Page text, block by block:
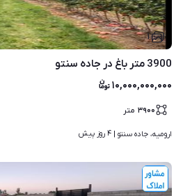
۱
3900 متر باغ در جاده سنتو
۱۰,۰۰۰,۰۰۰,۰۰۰
۳۹۰۰ متر
ارومیه، جاده سنتو | ۴ روز پیش